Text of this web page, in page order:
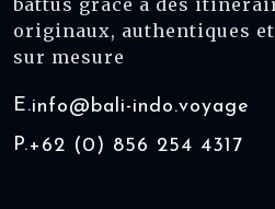
battus grâce à des
originaux, authentiques
sur mesure
E.info@bali-indo.voyage
P.+62 (0) 856 254 4317